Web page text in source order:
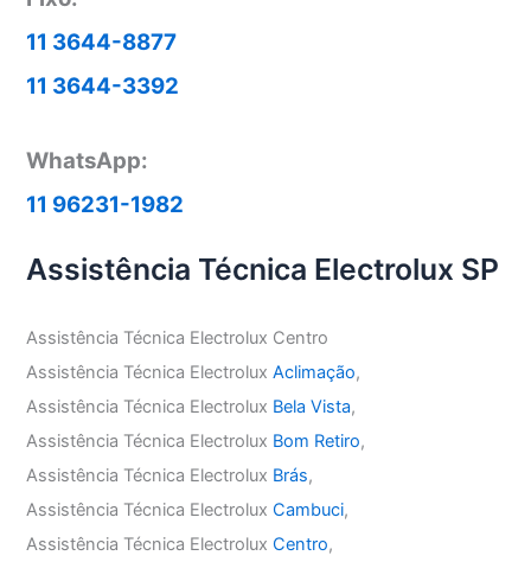
11 3644-8877
11 3644-3392
WhatsApp:
11 96231-1982
Assistência Técnica Electrolux SP
Assistência Técnica Electrolux Centro
Assistência Técnica ElectroluxAclimação,
Assistência Técnica Electrolux Bela Vista,
Assistência Técnica Electrolux Bom Retiro,
Assistência Técnica Electrolux Brás,
Assistência Técnica ElectroluxCambuci,
Assistência Técnica ElectroluxCentro,